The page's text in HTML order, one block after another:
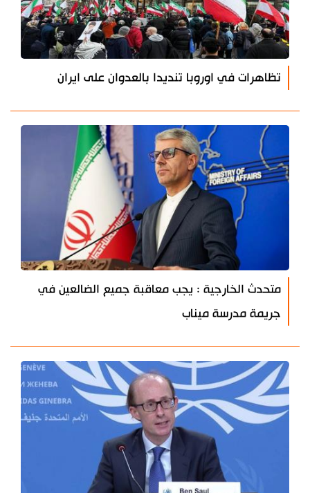
تظاهرات في اوروبا تنديدا بالعدوان على ايران
متحدث الخارجية : يجب معاقبة جميع الضالعين في
جريمة مدرسة ميناب